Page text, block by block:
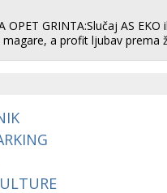
OPET GRINTA:Slučaj AS EKO
a profit ljubav prema